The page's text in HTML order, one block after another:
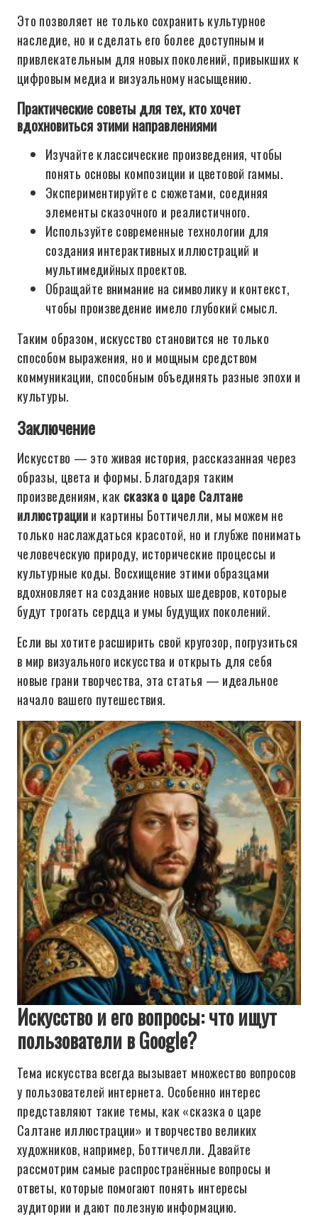
Это позволяет не только сохранить культурное
наследие, но и сделать его более доступным и
привлекательным для новых поколений, привыкших к
цифровым медиа и визуальному насыщению.
Практические советы для тех, кто хочет
вдохновиться этими направлениями
Изучайте классические произведения, чтобы
понять основы композиции и цветовой гаммы.
Экспериментируйте с сюжетами, соединяя
элементы сказочного и реалистичного.
Используйте современные технологии для
создания интерактивных иллюстраций и
мультимедийных проектов.
Обращайте внимание на символику и контекст,
чтобы произведение имело глубокий смысл.
Таким образом, искусство становится не только
способом выражения, но и мощным средством
коммуникации, способным объединять разные эпохи и
культуры.
Заключение
Искусство — это живая история, рассказанная через
образы, цвета и формы. Благодаря таким
произведениям, как сказка о царе Салтане
иллюстрациии картины Боттичелли, мы можем не
только наслаждаться красотой, но и глубже понимать
человеческую природу, исторические процессы и
культурные коды. Восхищение этими образцами
вдохновляет на создание новых шедевров, которые
будут трогать сердца и умы будущих поколений.
Если вы хотите расширить свой кругозор, погрузиться
в мир визуального искусства и открыть для себя
новые грани творчества, эта статья — идеальное
начало вашего путешествия.
Искусство и его вопросы: что ищут
пользователи в Google?
Тема искусства всегда вызывает множество вопросов
у пользователей интернета. Особенно интерес
представляют такие темы, как «сказка о царе
Салтане иллюстрации» и творчество великих
художников, например, Боттичелли. Давайте
рассмотрим самые распространённые вопросы и
ответы, которые помогают понять интересы
аудитории и дают полезную информацию.